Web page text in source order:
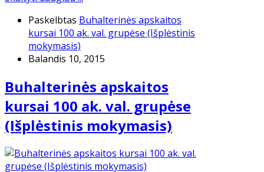
Paskelbtas Buhalterinės apskaitos
kursai 100 ak. val. grupėse (Išplėstinis
mokymasis)
Balandis 10, 2015
Buhalterinės apskaitos
kursai 100 ak. val. grupėse
(Išplėstinis mokymasis)